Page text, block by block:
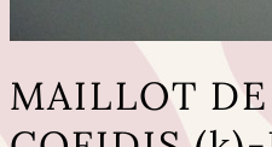
MAILLOT